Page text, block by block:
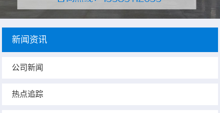
新闻资讯
公司新闻
热点追踪